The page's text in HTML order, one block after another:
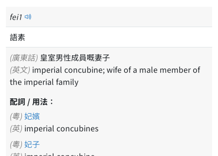
fei1
語素
(廣東話) 皇室男性成員嘅妻子
(英文) imperial concubine; wife of a male member of
the imperial family
配詞 / 用法：
(粵) 妃嬪
(英) imperial concubines
(粵) 妃子